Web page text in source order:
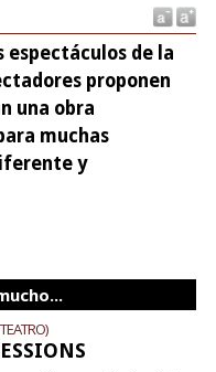
espectáculos de la
proponen
una obra
muchas
y